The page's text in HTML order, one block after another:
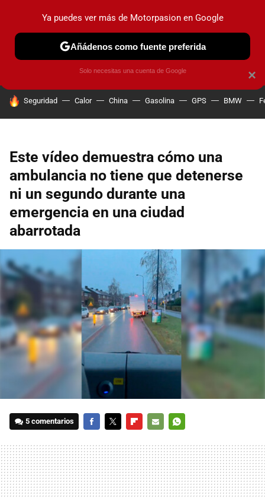
PRUEBAS COCHES ELÉCTRICOS OBSERVATORIO
HOY SE HABLA DE
Seguridad Calor China Gasolina GPS BMW
Este vídeo demuestra cómo una
ambulancia no tiene que detenerse
ni un segundo durante una
emergencia en una ciudad
abarrotada
5 comentarios
MAIL
×
Ya puedes ver más de Motorpasion en Google
Añádenos como fuente preferida
Solo necesitas una cuenta de Google